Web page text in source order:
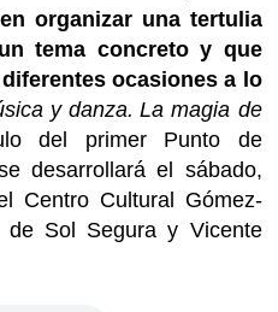
organizar una tertulia
tema concreto y que
ocasiones a lo
y danza. La magia de
del primer Punto de
desarrollará el sábado,
Centro Cultural Gómez-
de Sol Segura y Vicente